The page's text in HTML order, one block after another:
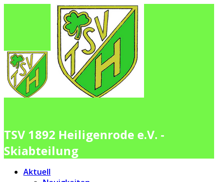
TSV 1892 Heiligenrode e.V. -
Skiabteilung
Aktuell